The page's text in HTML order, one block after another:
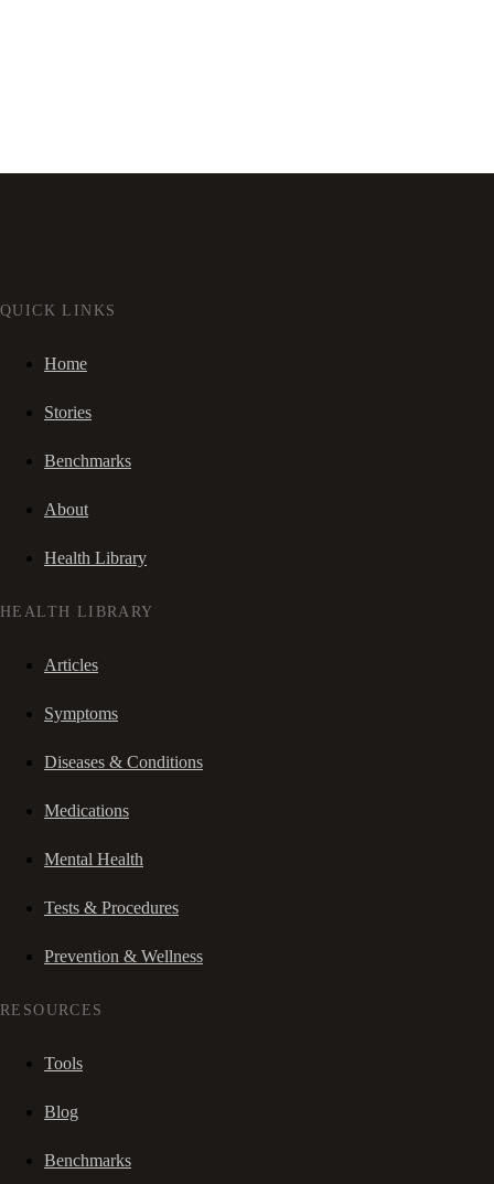
QUICK LINKS
Home
Stories
Benchmarks
About
Health Library
HEALTH LIBRARY
Articles
Symptoms
Diseases & Conditions
Medications
Mental Health
Tests & Procedures
Prevention & Wellness
RESOURCES
Tools
Blog
Benchmarks